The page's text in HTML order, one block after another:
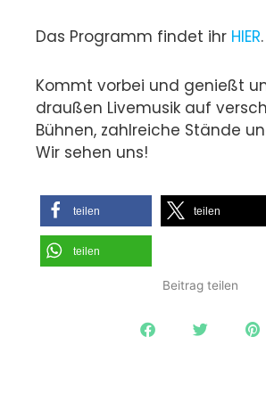
Das Programm findet ihr HIER.
Kommt vorbei und genießt
draußen Livemusik auf
Bühnen, zahlreiche Stände
Wir sehen uns!
teilen teilen
teilen
Beitrag teilen